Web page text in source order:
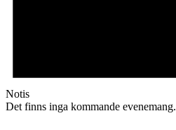
Notis
Det finns inga kommande evenemang.